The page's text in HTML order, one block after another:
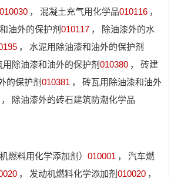
010030 ， 混凝土充气用化学品010116 ，
油外的保护剂 010117 ，
除油漆外的水
，
水泥用除油漆和油外的保护剂
用除油漆和油外的保护剂 010380 ，
砖建
的保护剂 010381 ，
砖瓦用除油漆和油外
，
除油漆外的砖石建筑防潮化学品
燃料用化学添加剂） 010001 ，
汽车燃
， 发动机燃料化学添加剂 010020 ，